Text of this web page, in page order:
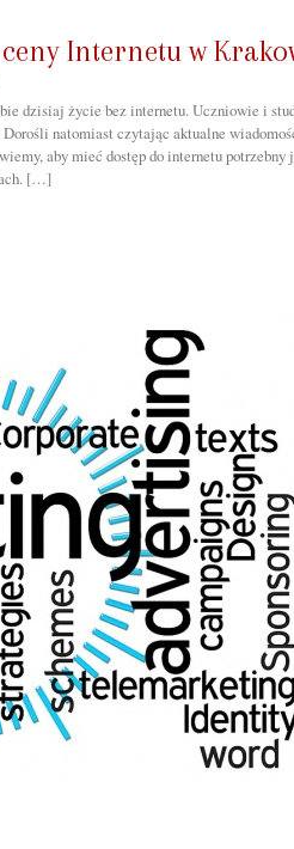
Internetu w
dzisiaj życie bez internetu. Uczniowie i
natomiast czytając aktualne
aby mieć dostęp do internetu
[…]